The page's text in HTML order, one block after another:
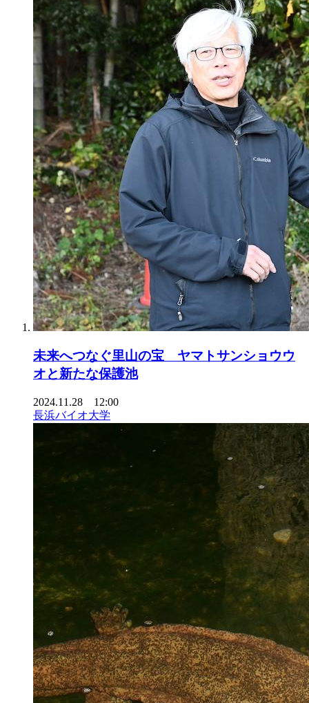
未来へつなぐ里山の宝 ヤマトサンショウウ
オと新たな保護池
2024.11.28 12:00
長浜バイオ大学